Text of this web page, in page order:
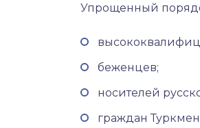
Упрощенный
беженцев;
носителей
граждан